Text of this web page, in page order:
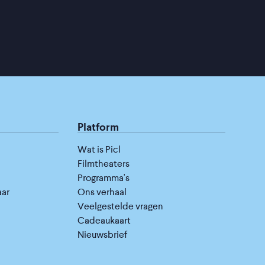
Platform
Wat is Picl
Filmtheaters
Programma's
Ons verhaal
Veelgestelde vragen
Cadeaukaart
Nieuwsbrief